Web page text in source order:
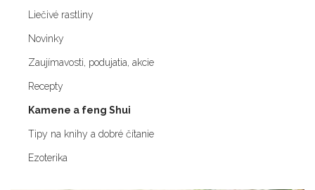
Liečivé rastliny
Novinky
Zaujímavosti, podujatia, akcie
Recepty
Kamene a feng Shui
Tipy na knihy a dobré čítanie
Ezoterika